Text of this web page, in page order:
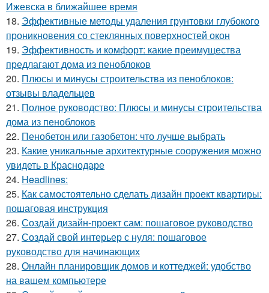
Ижевска в ближайшее время
18. Эффективные методы удаления грунтовки глубокого
проникновения со стеклянных поверхностей окон
19. Эффективность и комфорт: какие преимущества
предлагают дома из пеноблоков
20. Плюсы и минусы строительства из пеноблоков:
отзывы владельцев
21. Полное руководство: Плюсы и минусы строительства
дома из пеноблоков
22. Пенобетон или газобетон: что лучше выбрать
23. Какие уникальные архитектурные сооружения можно
увидеть в Краснодаре
24. Headlines:
25. Как самостоятельно сделать дизайн проект квартиры:
пошаговая инструкция
26. Создай дизайн-проект сам: пошаговое руководство
27. Создай свой интерьер с нуля: пошаговое
руководство для начинающих
28. Онлайн планировщик домов и коттеджей: удобство
на вашем компьютере